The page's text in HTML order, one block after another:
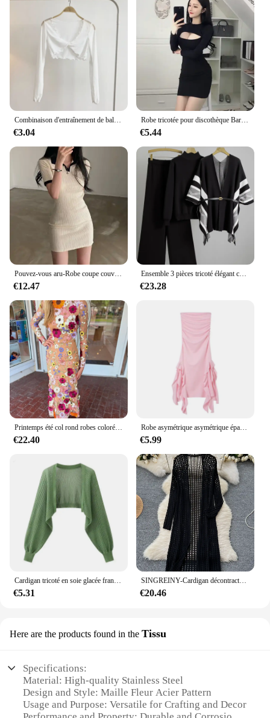
€3.04
Robe tricotée pour discothèque Bar, vêtements de travail de Bar, manches longues, Slim, hanche portefeuille, moulante, coupe Vintage, Sexy, automne, corée
€5.44
€12.47
Ensemble 3 pièces tricoté élégant coréen pour femmes, pull + Design chic, haut châle, taille haute, pantalon à jambes larges, nouvelle collection
€23.28
€22.40
Robe asymétrique asymétrique épaule dénudée pour femmes, tendance européenne et américaine, soutien-gorge enveloppant les hanches, coupe cintrée, irrégulière, nouvelle collection printemps/été 2024
€5.99
Cardigan tricoté en soie glacée française, résistant au soleil, veste fine d'été pour femmes, gilet, jupe à bretelles, châle, chemisier assorti extérieur
€5.31
SINGREINY-Cardigan décontracté de style coréen pour femmes, vêtements d'intérieur d'été pour femmes, châle fin Amissié, cardigan de vacances à la mode
€20.46
Here are the products found in the Tissu
Specifications:
Material: High-quality Stainless Steel
Design and Style: Maille Fleur Acier Pattern
Usage and Purpose: Versatile for Crafting and Decor